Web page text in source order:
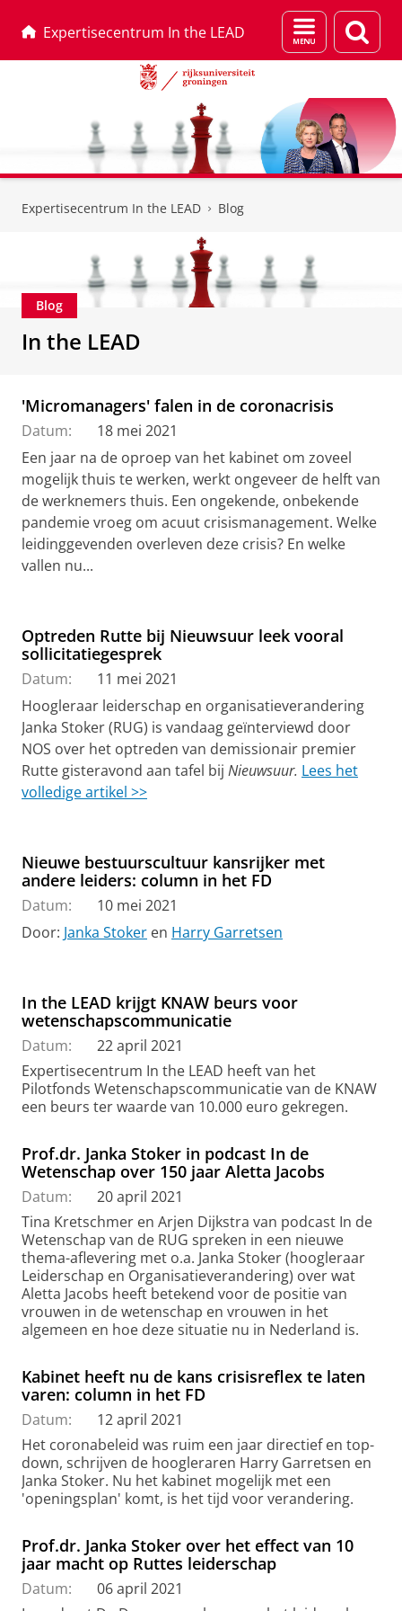
Expertisecentrum In the LEAD
Menu
en
Expertisecentrum In the LEAD Blog
Blog
In the LEAD
'Micromanagers' falen in de coronacrisis
Datum:
18 mei 2021
Een jaar na de oproep van het kabinet om zoveel
mogelijk thuis te werken, werkt ongeveer de helft van
de werknemers thuis. Een ongekende, onbekende
pandemie vroeg om acuut crisismanagement. Welke
leidinggevenden overleven deze crisis? En welke
vallen nu...
Optreden Rutte bij Nieuwsuur leek vooral
sollicitatiegesprek
Datum:
11 mei 2021
Hoogleraar leiderschap en organisatieverandering
Janka Stoker (RUG) is vandaag geïnterviewd door
NOS over het optreden van demissionair premier
Rutte gisteravond aan tafel bij Nieuwsuur. Lees het
volledige artikel >>
Nieuwe bestuurscultuur kansrijker met
andere leiders: column in het FD
Datum:
10 mei 2021
Door: Janka Stoker en Harry Garretsen
In the LEAD krijgt KNAW beurs voor
wetenschapscommunicatie
Datum:
22 april 2021
Expertisecentrum In the LEAD heeft van het
Pilotfonds Wetenschapscommunicatie van de KNAW
een beurs ter waarde van 10.000 euro gekregen.
Prof.dr. Janka Stoker in podcast In de
Wetenschap over 150 jaar Aletta Jacobs
Datum:
20 april 2021
Tina Kretschmer en Arjen Dijkstra van podcast In de
Wetenschap van de RUG spreken in een nieuwe
thema-aflevering met o.a. Janka Stoker (hoogleraar
Leiderschap en Organisatieverandering) over wat
Aletta Jacobs heeft betekend voor de positie van
vrouwen in de wetenschap en vrouwen in het
algemeen en hoe deze situatie nu in Nederland is.
Kabinet heeft nu de kans crisisreflex te laten
varen: column in het FD
Datum:
12 april 2021
Het coronabeleid was ruim een jaar directief en top-
down, schrijven de hoogleraren Harry Garretsen en
Janka Stoker. Nu het kabinet mogelijk met een
'openingsplan' komt, is het tijd voor verandering.
Prof.dr. Janka Stoker over het effect van 10
jaar macht op Ruttes leiderschap
Datum:
06 april 2021